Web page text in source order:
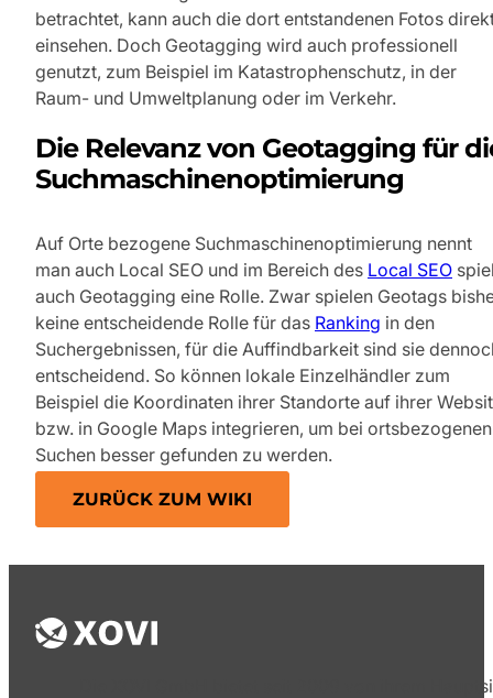
betrachtet, kann auch die dort entstandenen Fotos
einsehen. Doch Geotagging wird auch professionell
genutzt, zum Beispiel im Katastrophenschutz, in der
Raum- und Umweltplanung oder im Verkehr.
Die Relevanz von Geotagging für
Suchmaschinenoptimierung
Auf Orte bezogene Suchmaschinenoptimierung nennt
man auch Local SEO und im Bereich des Local SEO
auch Geotagging eine Rolle. Zwar spielen Geotags
keine entscheidende Rolle für das Ranking in den
Suchergebnissen, für die Auffindbarkeit sind sie
entscheidend. So können lokale Einzelhändler zum
Beispiel die Koordinaten ihrer Standorte auf ihrer
bzw. in Google Maps integrieren, um bei ortsbezogenen
Suchen besser gefunden zu werden.
ZURÜCK ZUM WIKI
Die XOVI GmbH bietet seit 2009 von ihrem